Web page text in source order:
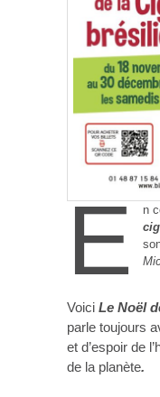
E n
Voici Le Noël
parle toujours
et d’espoir de
de la planète.